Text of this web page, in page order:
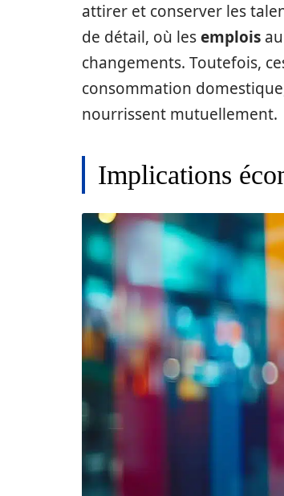
attirer et conserver les
de détail, où lesemplois
changements. Toutefois,
consommation
nourrissent mutuellement.
Implications